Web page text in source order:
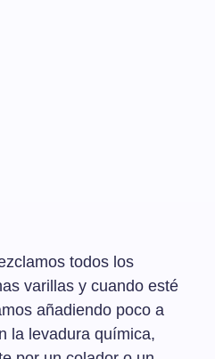
todos los
varillas y cuando esté
añadiendo poco a
la levadura química,